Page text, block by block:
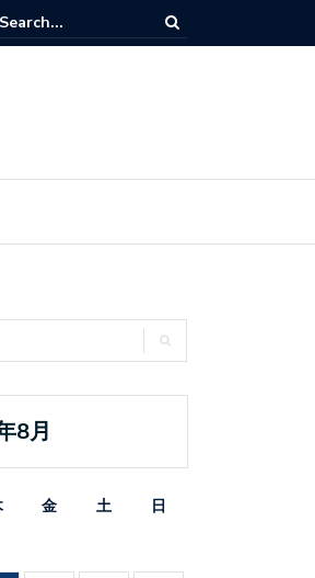
នធ្វើឡើងម្តងទៀតនៅឆ្នាំនេះ
8月
金 土
日